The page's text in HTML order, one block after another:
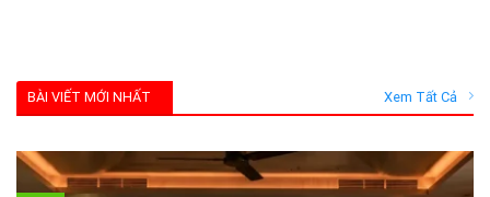
BÀI VIẾT MỚI NHẤT Xem Tất Cả